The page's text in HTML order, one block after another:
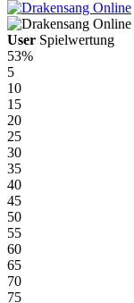
User Spielwertung
53%
5
10
15
20
25
30
35
40
45
50
55
60
65
70
75